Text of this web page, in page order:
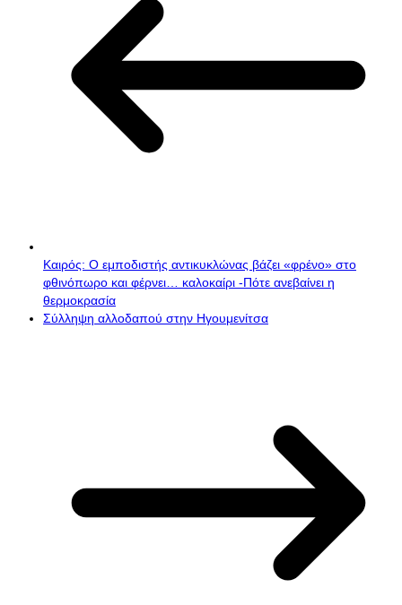
Καιρός: Ο εμποδιστής αντικυκλώνας βάζει «φρένο» στο
φθινόπωρο και φέρνει… καλοκαίρι -Πότε ανεβαίνει η
θερμοκρασία
Σύλληψη αλλοδαπού στην Ηγουμενίτσα